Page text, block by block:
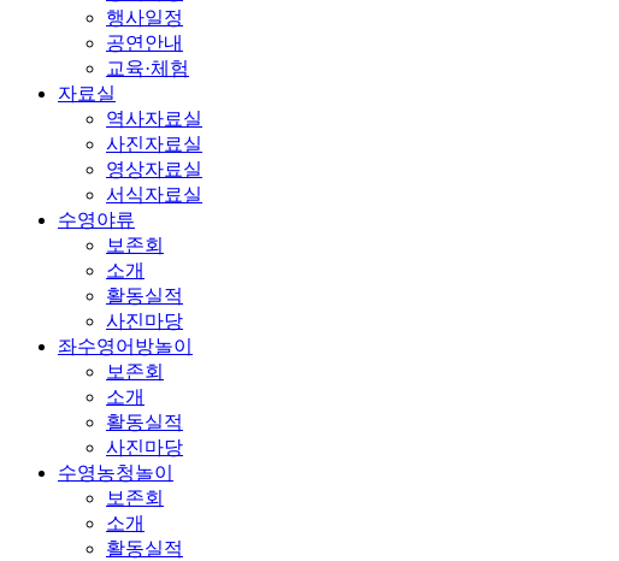
행사일정
공연안내
교육·체험
자료실
역사자료실
사진자료실
영상자료실
서식자료실
수영야류
보존회
소개
활동실적
사진마당
좌수영어방놀이
보존회
소개
활동실적
사진마당
수영농청놀이
보존회
소개
활동실적